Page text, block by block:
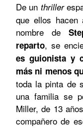
De un thriller
que ellos
nombre de
reparto, se
es guionista y
más ni menos
toda la pinta de
una familia se
Miller, de 13
compañero de